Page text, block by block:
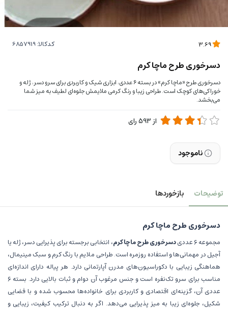
کدکالا:
دسرخوری طرح ماچا کرم
دسرخوری طرح «ماچا کرم» در بسته‌ ۶ عددی، ابزاری شیک و کاربردی برای سرو دسر، ژله و
خوراکی‌های کوچک است. طراحی زیبا و رنگ کرمی ملایمش جلوه‌ای لطیف به میز شما
می‌بخشد.
از593رای
ناموجود
توضیحات بازخوردها
دسرخوری طرح ماچا کرم
مجموعه ۶ عددی دسرخوری طرح ماچا کرم، انتخابی برجسته برای پذیرایی دسر، ژله یا
آجیل در مهمانی‌ها و استفاده روزمره است. طراحی ملایم با رنگ کرم و سبک مینیمال،
هماهنگی زیبایی با دکوراسیون‌های مدرن آپارتمانی دارد. هر پیاله دارای اندازه‌ای
مناسب برای سرو تک‌نفره است و جنس مرغوب آن دوام و ثبات بالایی دارد. بسته‌ ۶
عددی آن، گزینه‌ای اقتصادی و کاربردی برای خانواده‌ها محسوب شده و با فضایی
شکیل، جلوه‌ای زیبا به میز پذیرایی می‌دهد. اگر به دنبال ترکیب کیفیت، زیبایی و